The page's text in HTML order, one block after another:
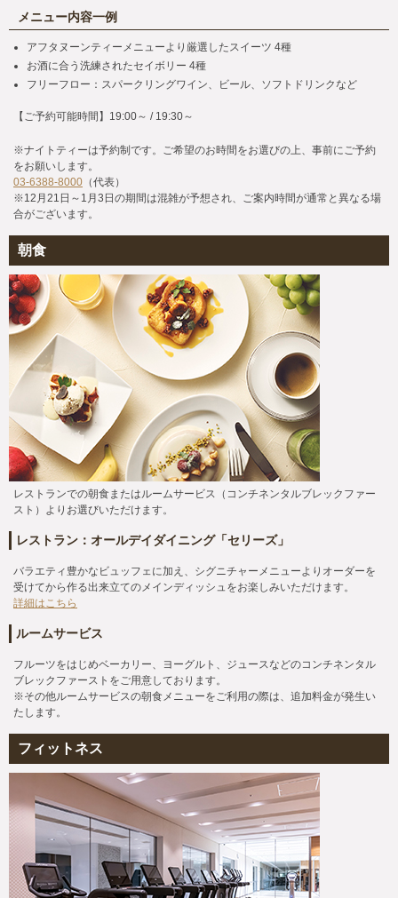
メニュー内容一例
アフタヌーンティーメニューより厳選したスイーツ 4種
お酒に合う洗練されたセイボリー 4種
フリーフロー：スパークリングワイン、ビール、ソフトドリンクなど
【ご予約可能時間】19:00～ / 19:30～
※ナイトティーは予約制です。ご希望のお時間をお選びの上、事前にご予約
をお願いします。
03-6388-8000 （代表）
※12月21日～1月3日の期間は混雑が予想され、ご案内時間が通常と異なる場
合がございます。
朝食
レストランでの朝食またはルームサービス（コンチネンタルブレックファー
スト）よりお選びいただけます。
レストラン：オールデイダイニング「セリーズ」
バラエティ豊かなビュッフェに加え、シグニチャーメニューよりオーダーを
受けてから作る出来立てのメインディッシュをお楽しみいただけます。
詳細はこちら
ルームサービス
フルーツをはじめベーカリー、ヨーグルト、ジュースなどのコンチネンタル
ブレックファーストをご用意しております。
※その他ルームサービスの朝食メニューをご利用の際は、追加料金が発生い
たします。
フィットネス